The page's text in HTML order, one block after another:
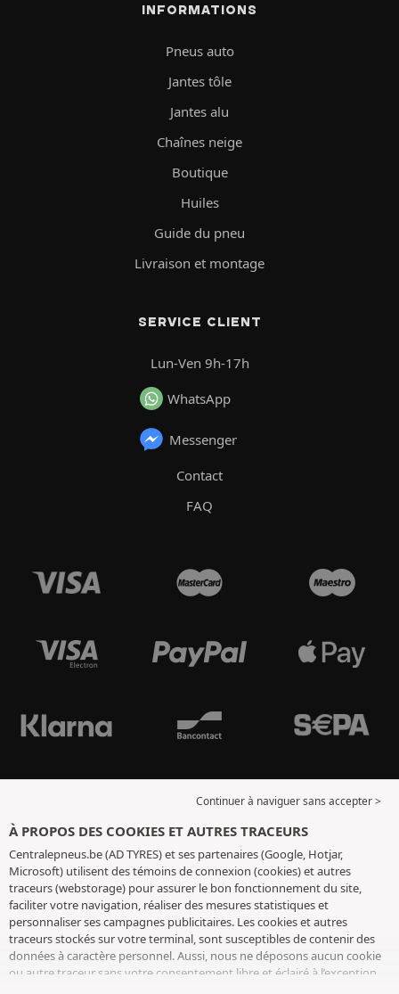
INFORMATIONS
Pneus auto
Jantes tôle
Jantes alu
Chaînes neige
Boutique
Huiles
Guide du pneu
Livraison et montage
SERVICE CLIENT
Lun-Ven 9h-17h
WhatsApp
Messenger
Contact
FAQ
Continuer à naviguer sans accepter >
À PROPOS DES COOKIES ET AUTRES TRACEURS
Centralepneus.be (AD TYRES) et ses partenaires (Google, Hotjar,
Microsoft) utilisent des témoins de connexion (cookies) et autres
traceurs (webstorage) pour assurer le bon fonctionnement du site,
faciliter votre navigation, réaliser des mesures statistiques et
personnaliser ses campagnes publicitaires. Les cookies et autres
traceurs stockés sur votre terminal, sont susceptibles de contenir des
données à caractère personnel. Aussi, nous ne déposons aucun cookie
ou autre traceur sans votre consentement libre et éclairé à l’exception